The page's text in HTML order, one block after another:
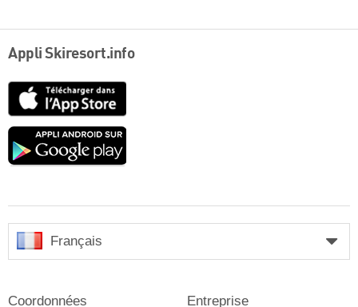
Appli Skiresort.info
Google
Français
Coordonnées Entreprise